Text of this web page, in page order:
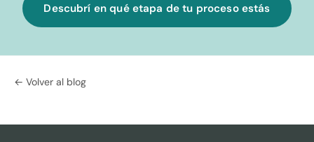
Descubrí en qué etapa de tu proceso estás
← Volver al blog